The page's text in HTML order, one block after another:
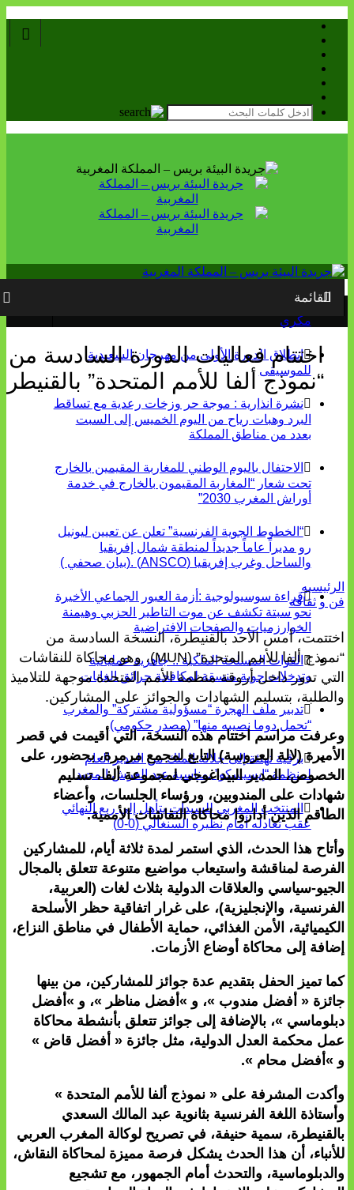
القائمةمهرجان صيف الأوداية يفتتح بالزبادي يكرم محمود
مكري
انطلاق الدورة الأولى من مهرجان السعيدية
للموسيقى
نشرة انذارية : موجة حر وزخات رعدية مع تساقط
البرد وهبات رياح من اليوم الخميس إلى السبت
بعدد من مناطق المملكة
الاحتفال باليوم الوطني للمغاربة المقيمين بالخارج
تحت شعار “المغاربة المقيمون بالخارج في خدمة
أوراش المغرب 2030”
“الخطوط الجوية الفرنسية” تعلن عن تعيين ليونيل
رو مديراً عاماً جديداً لمنطقة شمال إفريقيا
والساحل وغرب إفريقيا (ANSCO) .(بيان صحفي )
قراءة سوسيولوجية :أزمة العبور الجماعي الأخيرة
نحو سبتة تكشف عن موت التاطير الحزبي وهيمنة
الخوارزميات والصفحات الافتراضية
القوات المسلحة الملكية .. جاهزية عملياتية
وتدخلات جوية منسقة لمكافحة حرائق الغابات
تدبير ملف الهجرة “مسؤولية مشتركة” والمغرب
“تحمل دوما نصيبه منها” (مصدر حكومي)
برقية تهنئة إلى جلالة الملك من المدير العام
لمنظمة “إيسيسكو” بمناسبة عيد العرش المجيد
المنتخب المغربي للسيدات يتأهل إلى ربع النهائي
عقب تعادله أمام نظيره السنغالي (0-0)
اختتام فعاليات الدورة السادسة من
“نموذج ألفا للأمم المتحدة” بالقنيطرة
الرئيسيه
فن و ثقافة
اختتمت، أمس الأحد بالقنيطرة، النسخة السادسة من
“نموذج ألفا للأمم المتحدة” (MUN)، وهو محاكاة للنقاشات
التي تدور داخل أروقة منظمة الأمم المتحدة موجهة للتلاميذ
والطلبة، بتسليم الشهادات والجوائز على المشاركين.
وعرفت مراسم اختتام هذه النسخة، التي أقيمت في قصر
الأميرة (لالة العروسة) التابع لمجمع مرمرة، بحضور، على
الخصوص، المدير البيداغوجي لمجموعة ألفا، تسليم
شهادات على المندوبين، ورؤساء الجلسات، وأعضاء
الطاقم الذين أداروا محاكاة النقاشات الأممية.
وأتاح هذا الحدث، الذي استمر لمدة ثلاثة أيام، للمشاركين
الفرصة لمناقشة واستيعاب مواضيع متنوعة تتعلق بالمجال
الجيو-سياسي والعلاقات الدولية بثلاث لغات (العربية،
الفرنسية، والإنجليزية)، على غرار اتفاقية حظر الأسلحة
الكيميائية، الأمن الغذائي، حماية الأطفال في مناطق النزاع،
إضافة إلى محاكاة أوضاع الأزمات.
كما تميز الحفل بتقديم عدة جوائز للمشاركين، من بينها
جائزة « أفضل مندوب »، و »أفضل مناظر »، و »أفضل
دبلوماسي »، بالإضافة إلى جوائز تتعلق بأنشطة محاكاة
عمل محكمة العدل الدولية، مثل جائزة « أفضل قاض »
و »أفضل محام ».
وأكدت المشرفة على « نموذج ألفا للأمم المتحدة »
وأستاذة اللغة الفرنسية بثانوية عبد المالك السعدي
بالقنيطرة، سمية حنيفة، في تصريح لوكالة المغرب العربي
للأنباء، أن هذا الحدث يشكل فرصة مميزة لمحاكاة النقاش،
والدبلوماسية، والتحدث أمام الجمهور، مع تشجيع